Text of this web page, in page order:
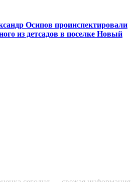
Осипов проинспектировали
из детсадов в поселке Новый